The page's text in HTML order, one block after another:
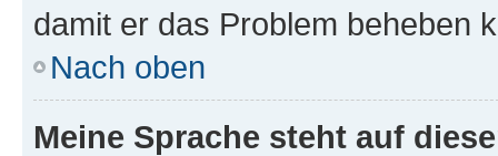
damit er das Problem beheben
Nach oben
Meine Sprache steht auf